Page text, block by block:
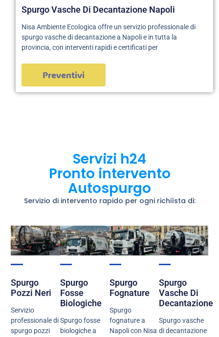
Spurgo Vasche Di Decantazione Napoli
Nisa Ambiente Ecologica offre un servizio professionale di
spurgo vasche di decantazione a Napoli e in tutta la
provincia, con interventi rapidi e certificati per
Preventivi
Servizi h24
Pronto intervento
Autospurgo
Servizio di intervento rapido per ogni richiìsta di:
Spurgo
Pozzi Neri
Servizio
professionale di
spurgo pozzi
Spurgo
Fosse
Biologiche
Spurgo fosse
biologiche a
Spurgo
Fognature
Spurgo
fognature a
Napoli con Nisa
Spurgo
Vasche Di
Decantazione
Spurgo vasche
di decantazione